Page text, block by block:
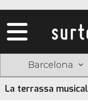
Barcelona
La terrassa musical